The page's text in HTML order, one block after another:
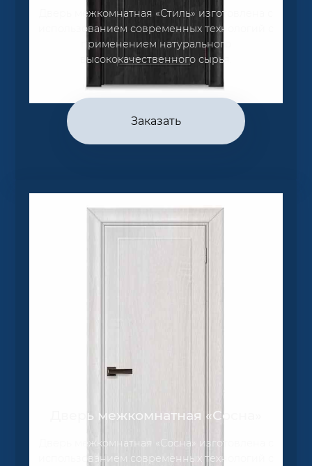
Дверь межкомнатная «Стиль» изготовлена с
использованием современных технологий с
применением натурального
высококачественного сырья.
Заказать
Дверь межкомнатная «Сосна»
Дверь межкомнатная «Сосна» изготовлена с
использованием современных технологий с